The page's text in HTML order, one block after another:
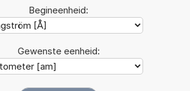
Begineenheid:
Gewenste eenheid: